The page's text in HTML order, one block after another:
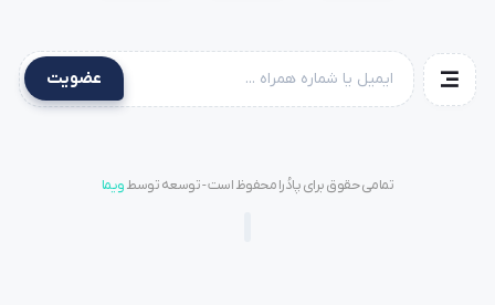
عضویت
تمامی حقوق برای پادُرا محفوظ است - توسعه توسطویما